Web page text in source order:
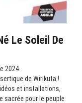
Le Soleil De
2024
de Wirikuta !
et installations,
sacrée pour le peuple